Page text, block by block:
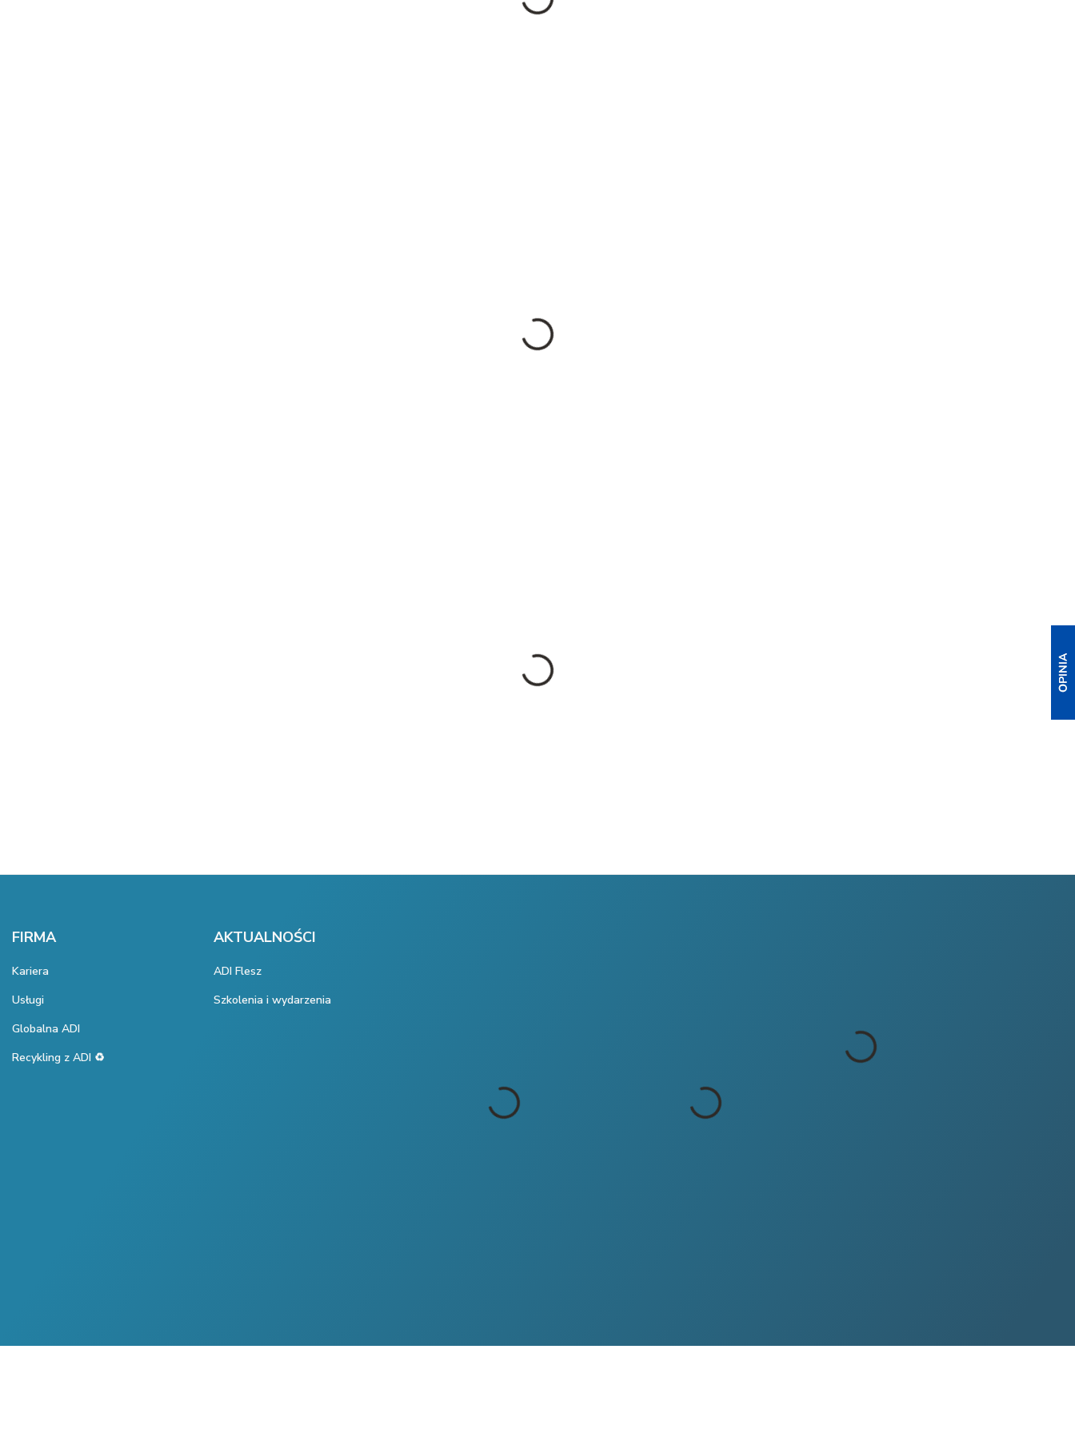
FIRMA
Kariera
Usługi
Globalna ADI
Recykling z ADI ♻️
AKTUALNOŚCI
ADI Flesz
Szkolenia i wydarzenia